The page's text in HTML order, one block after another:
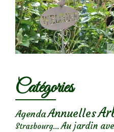
Catégories
AgendaAnnuelles
Strasbourg... Au jardin